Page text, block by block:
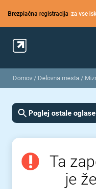
Brezplačna registracija za vse
Domov / Delovna mesta /
Poglej ostale oglase
Ta
je